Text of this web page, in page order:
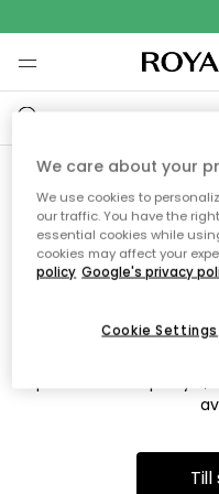
Vi hittar
Detta kan bero på att
flyttats. Vi ber om ursäkt
prova att söka på nytt,
We care about your
We use cookies to
our traffic. You have the
essential cookies while
cookies may affect your
policy Google's privacy
Cookie Settings